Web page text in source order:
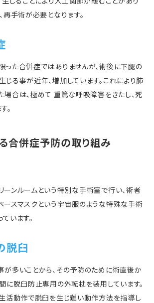
再手術が必要となります。
った合併症ではありませんが、術後に下腿の
る事が近年、増加しています。これにより肺
合は、極めて 重篤な呼吸障害をきたし、死
。
合併症予防の取り組み
ーンルームという特別な手術室で行い、術者
ースマスクという宇宙服のような特殊な手術
います。
脱臼
多いことから、その予防のために術直後か
に脱臼防止専用の外転枕を装用しています。
生活動作で脱臼を生じ難い動作方法を指導し